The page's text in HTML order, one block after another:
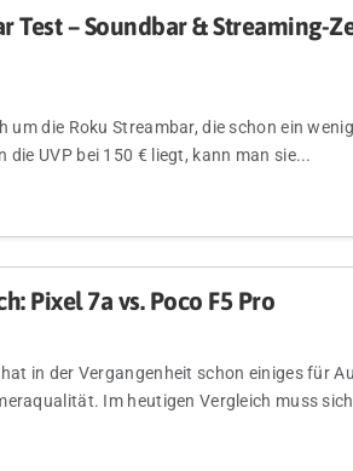
Test – Soundbar & Streaming-
um die Roku Streambar, die schon ein
die UVP bei 150 € liegt, kann man sie...
Pixel 7a vs. Poco F5 Pro
in der Vergangenheit schon einiges für
Im heutigen Vergleich muss